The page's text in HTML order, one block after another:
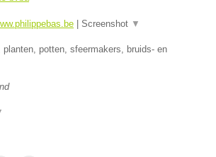
Screenshot ▼
planten, potten, sfeermakers, bruids- en